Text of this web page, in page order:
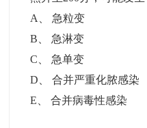
A
急粒变
B
急淋变
C
急单变
D 、合并严重化脓感染
E 、合并病毒性感染